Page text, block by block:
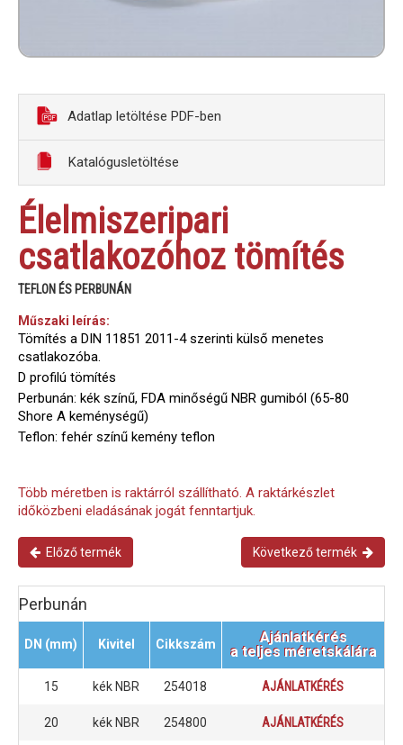
Adatlap letöltése PDF-ben
Katalógusletöltése
Élelmiszeripari
csatlakozóhoz tömítés
TEFLON ÉS PERBUNÁN
Műszaki leírás:
Tömítés a DIN 11851 2011-4 szerinti külső menetes
csatlakozóba.
D profilú tömítés
Perbunán: kék színű, FDA minőségű NBR gumiból (65-80
Shore A keménységű)
Teflon: fehér színű kemény teflon
Több méretben is raktárról szállítható. A raktárkészlet
időközbeni eladásának jogát fenntartjuk.
Előző termék Következő termék
Perbunán
DN (mm) Kivitel Cikkszám
Ajánlatkérés
a teljes méretskálára
15 kék NBR 254018 AJÁNLATKÉRÉS
20 kék NBR 254800 AJÁNLATKÉRÉS